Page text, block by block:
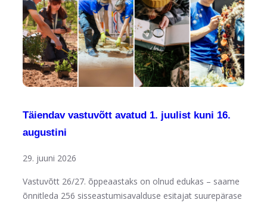
Täiendav vastuvõtt avatud 1. juulist kuni 16.
augustini
29. juuni 2026
Vastuvõtt 26/27. õppeaastaks on olnud edukas – saame
õnnitleda 256 sisseastumisavalduse esitajat suurepärase